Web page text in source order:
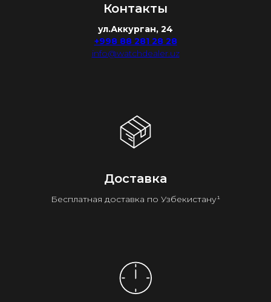
Контакты
ул.Аккурган, 24
+998 88 281 28 28
info@watchdealer.uz
Доставка
Бесплатная доставка по Узбекистану¹